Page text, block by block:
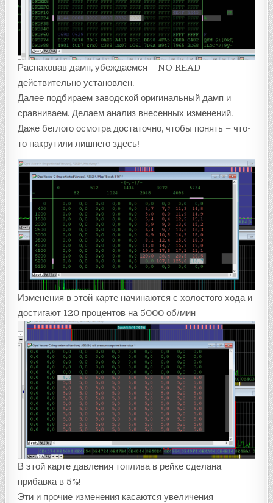
Распаковав дамп, убеждаемся – NO READ
действительно установлен.
Далее подбираем заводской оригинальный дамп и
сравниваем. Делаем анализ внесенных изменений.
Даже беглого осмотра достаточно, чтобы понять – что-
то накрутили лишнего здесь!
Изменения в этой карте начинаются с холостого хода и
достигают 120 процентов на 5000 об/мин
В этой карте давления топлива в рейке сделана
прибавка в 5%!
Эти и прочие изменения касаются увеличения